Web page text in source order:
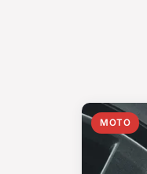
MOTO